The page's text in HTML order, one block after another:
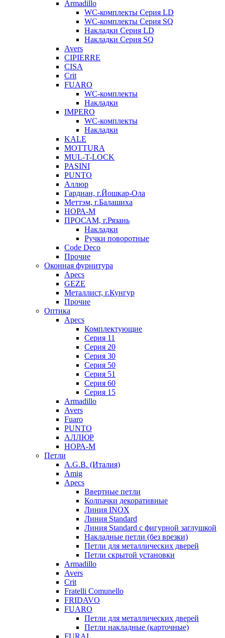
Armadillo
WC-комплекты Серия LD
WC-комплекты Серия SQ
Накладки Серия LD
Накладки Серия SQ
Avers
CIPIERRE
CISA
Crit
FUARO
WC-комплекты
Накладки
IMPERO
WC-комплекты
Накладки
KALE
MOTTURA
MUL-T-LOCK
PASINI
PUNTO
Аллюр
Гардиан, г.Йошкар-Ола
Меттэм, г.Балашиха
НОРА-М
ПРОСАМ, г.Рязань
Накладки
Ручки поворотные
Code Deco
Прочие
Оконная фурнитура
Apecs
GEZE
Металлист, г.Кунгур
Прочие
Оптика
Apecs
Комплектующие
Серия 11
Серия 20
Серия 30
Серия 50
Серия 51
Серия 60
Серия 15
Armadillo
Avers
Fuaro
PUNTO
АЛЛЮР
НОРА-М
Петли
A.G.B. (Италия)
Amig
Apecs
Ввертные петли
Колпачки декоративные
Линия INOX
Линия Standard
Линия Standard с фигурной заглушкой
Накладные петли (без врезки)
Петли для металлических дверей
Петли скрытой установки
Armadillo
Avers
Crit
Fratelli Comunello
FRIDAVO
FUARO
Петли для металлических дверей
Петли накладные (карточные)
FURAL